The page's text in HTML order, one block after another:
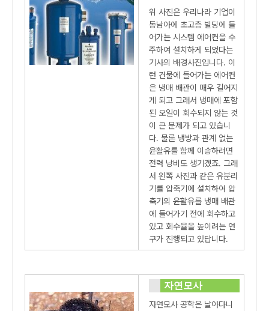
위 사진은 우리나라 기업이
동남아에 초고층 빌딩에 들
어가는 시스템 에어컨을 수
주하여 설치하게 되었다는
기사의 배경사진입니다. 이
런 건물에 들어가는 에어컨
은 냉매 배관이 매우 길어지
게 되고 그래서 냉매에 포함
된 오일이 회수되지 않는 것
이 큰 문제가 되고 있습니
다. 물론 냉방과 관계 없는
윤활유를 함께 이송하려면
전력 낭비도 생기겠죠. 그래
서 왼쪽 사진과 같은 유분리
기를 압축기에 설치하여 압
축기의 윤활유를 냉매 배관
에 들어가기 전에 회수하고
있고 회수율을 높이려는 연
구가 진행되고 있답니다.
자연모사
자연모사 공학은 날아다니